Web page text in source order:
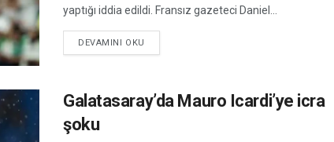
yaptığı iddia edildi. Fransız gazeteci Daniel...
DEVAMINI OKU
Galatasaray’da Mauro Icardi’ye icra
şoku